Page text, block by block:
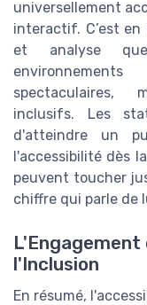
universellement
interactif. C’est en
et analyse
spectaculaires,
inclusifs. Les
d'atteindre un
l'accessibilité dès
peuvent toucher
chiffre qui parle de
L'Engagement
l'Inclusion
En résumé,